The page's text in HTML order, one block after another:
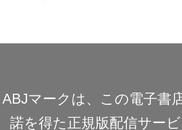
ABJマークは、この電子書
諾を得た正規版配信サー